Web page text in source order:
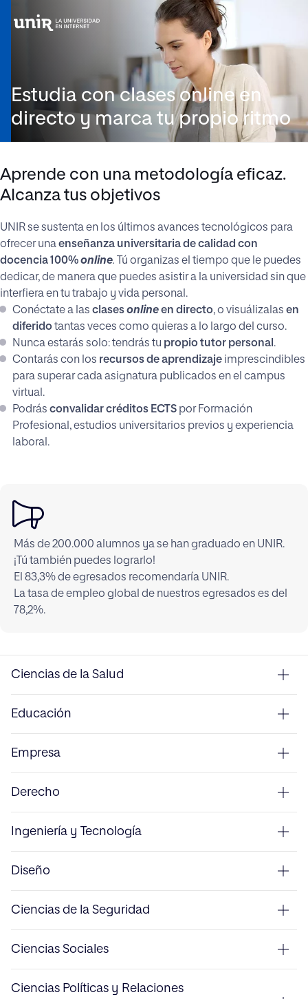
Estudia con clases online en
directo y marca tu propio ritmo
Aprende con una metodología eficaz.
Alcanza tus objetivos
UNIR se sustenta en los últimos avances tecnológicos para
ofrecer unaenseñanza universitaria de calidad con
docencia 100%online. Tú organizas el tiempo que le puedes
dedicar, de manera que puedes asistir a la universidad sin que
interfiera en tu trabajo y vida personal.
Conéctate a las clasesonlineen directo, o visuálizalas en
diferidotantas veces como quieras a lo largo del curso.
Nunca estarás solo: tendrás tu propio tutor personal .
Contarás con los recursos de aprendizaje imprescindibles
para superar cada asignatura publicados en el campus
virtual.
Podrás convalidar créditos ECTS por Formación
Profesional, estudios universitarios previos y experiencia
laboral.
Más de 200.000 alumnos ya se han graduado en UNIR.
¡Tú también puedes lograrlo!
El 83,3% de egresados recomendaría UNIR.
La tasa de empleo global de nuestros egresados es del
78,2%.
Ciencias de la Salud
Educación
Empresa
Derecho
Ingeniería y Tecnología
Diseño
Ciencias de la Seguridad
Ciencias Sociales
Ciencias Políticas y Relaciones